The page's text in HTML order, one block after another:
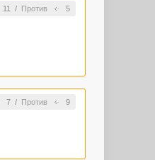
11 / Против 5
7/ Против 9